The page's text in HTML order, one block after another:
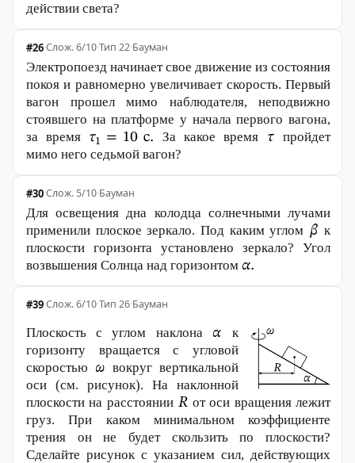
действии света?
#26· 6/10·Тип 22·Бауман
Электропоезд начинает свое движение из состояния
покоя и равномерно увеличивает скорость. Первый
вагон прошел мимо наблюдателя, неподвижно
стоявшего на платформе у начала первого вагона,
за время
За какое время
пройдет
мимо него седьмой вагон?
#30· 5/10·Бауман
Для освещения дна колодца солнечными лучами
применили плоское зеркало. Под каким углом
к
плоскости горизонта установлено зеркало? Угол
возвышения Солнца над горизонтом
#39· 6/10·Тип 26·Бауман
Плоскость с углом наклона
к
горизонту вращается с угловой
скоростью
вокруг вертикальной
оси (см. рисунок). На наклонной
плоскости на расстоянии
от оси вращения лежит
груз. При каком минимальном коэффициенте
трения он не будет скользить по плоскости?
Сделайте рисунок с указанием сил, действующих